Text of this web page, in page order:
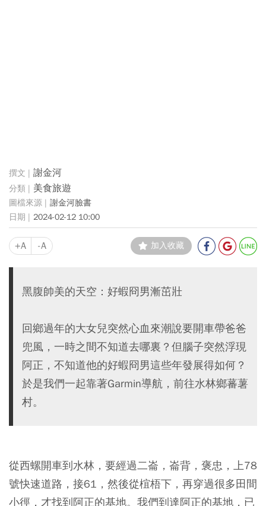
謝金河
美食旅遊
謝金河臉書
2024-02-12 10:00
+A -A 加入收藏
黑腹帥美的天空：好蝦冏男漸茁壯
回鄉過年的大女兒突然心血來潮說要開車帶爸爸
兜風，一時之間不知道去哪裏？但腦子突然浮現
阿正，不知道他的好蝦冏男這些年發展得如何？
於是我們一起靠著Garmin導航，前往水林鄉蕃薯
村。
從西螺開車到水林，要經過二崙，崙背，褒忠，上78
號快速道路，接61，然後從椬梧下，再穿過很多田間
小徑，才找到阿正的基地。我們到達阿正的基地，已